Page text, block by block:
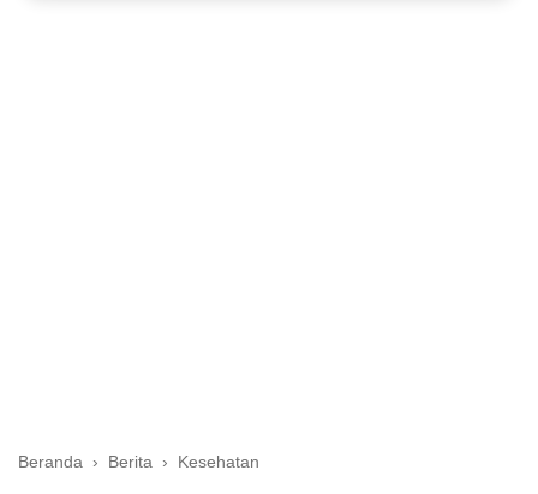
Beranda › Berita › Kesehatan